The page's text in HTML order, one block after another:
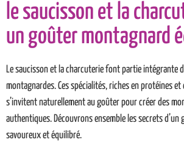
le saucisson et la
un goûter montagnard
Le saucisson et la charcuterie font partie intégrante
montagnardes. Ces spécialités, riches en protéines
s’invitent naturellement au goûter pour créer des
authentiques. Découvrons ensemble les secrets
savoureux et équilibré.